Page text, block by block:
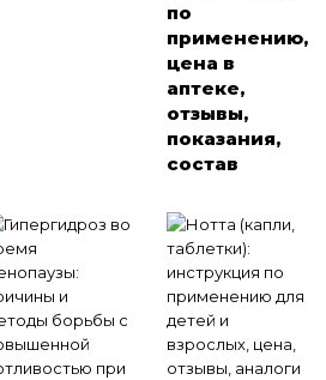
по
применению,
цена в
аптеке,
отзывы,
показания,
состав